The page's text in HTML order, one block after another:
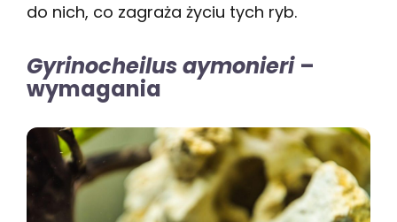
do nich, co zagraża życiu tych ryb.
Gyrinocheilus aymonieri –
wymagania